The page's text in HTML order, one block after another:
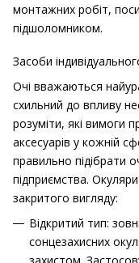
монтажних робіт,
підшоломником.
Засоби
Очі вважаються
схильний до впливу
розуміти, які вимоги
аксесуарів у кожній
правильно підібрати
підприємства.
закритого вигляду:
Відкритий тип:
сонцезахисних